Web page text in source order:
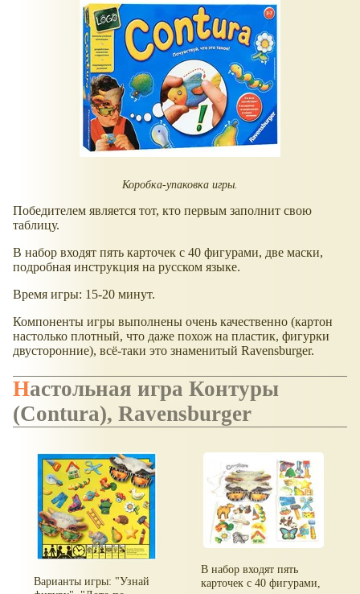
Коробка-упаковка игры.
Победителем является тот, кто первым заполнит свою
таблицу.
В набор входят пять карточек с 40 фигурами, две маски,
подробная инструкция на русском языке.
Время игры: 15-20 минут.
Компоненты игры выполнены очень качественно (картон
настолько плотный, что даже похож на пластик, фигурки
двусторонние), всё-таки это знаменитый Ravensburger.
Настольная игра Контуры
(Contura), Ravensburger
Варианты игры: "Узнай
В набор входят пять
карточек с 40 фигурами,